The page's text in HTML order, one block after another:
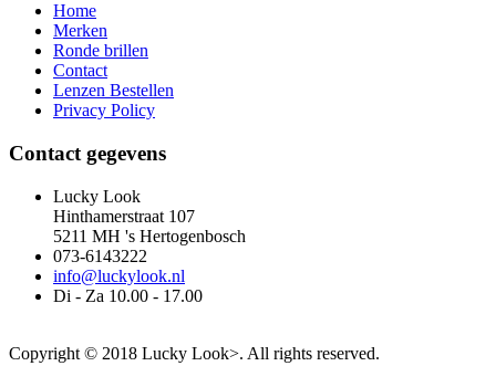
Home
Merken
Ronde brillen
Contact
Lenzen Bestellen
Privacy Policy
Contact gegevens
Lucky Look
Hinthamerstraat 107
5211 MH 's Hertogenbosch
073-6143222
info@luckylook.nl
Di - Za 10.00 - 17.00
Copyright © 2018 Lucky Look>. All rights reserved.